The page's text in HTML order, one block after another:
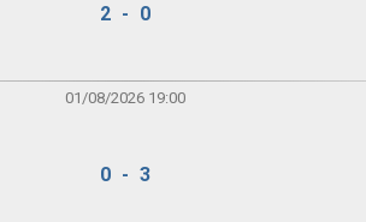
2 - 0
01/08/2026 19:00
0 - 3